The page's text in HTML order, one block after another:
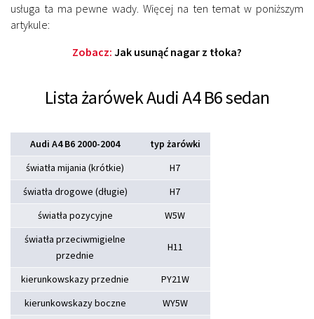
usługa ta ma pewne wady. Więcej na ten temat w poniższym
artykule:
Zobacz: Jak usunąć nagar z tłoka?
Lista żarówek Audi A4 B6 sedan
Audi A4 B6 2000-2004
typ żarówki
światła mijania (krótkie)
H7
światła drogowe (długie)
H7
światła pozycyjne
W5W
światła przeciwmigielne
przednie
H11
kierunkowskazy przednie
PY21W
kierunkowskazy boczne
WY5W